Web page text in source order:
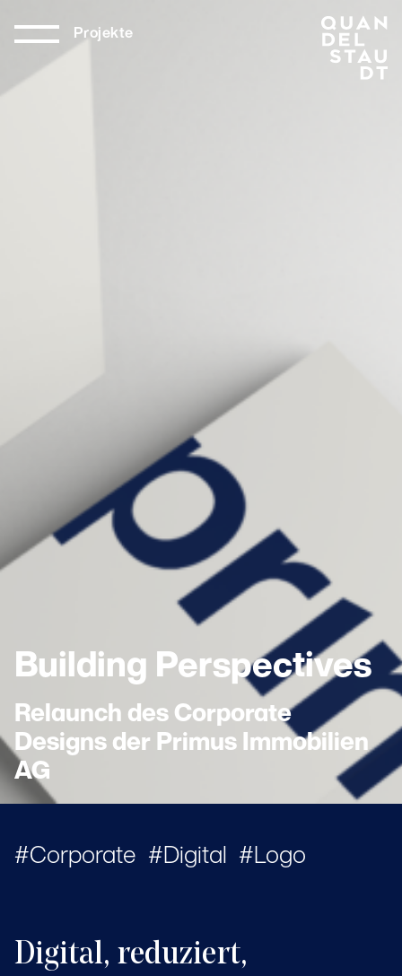
Projekte
Building Perspectives
Relaunch des Corporate
Designs der Primus Immobilien
AG
Corporate Digital Logo
Digital, reduziert,